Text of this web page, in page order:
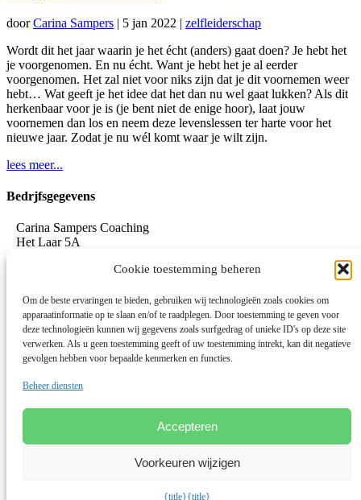
Cookie toestemming beheren
Om de beste ervaringen te bieden, gebruiken wij technologieën zoals cookies om
apparaatinformatie op te slaan en/of te raadplegen. Door toestemming te geven voor
deze technologieën kunnen wij gegevens zoals surfgedrag of unieke ID's op deze site
verwerken. Als u geen toestemming geeft of uw toestemming intrekt, kan dit negatieve
gevolgen hebben voor bepaalde kenmerken en functies.
Beheer diensten
Accepteren
Voorkeuren wijzigen
{title}{title}
doorCarina Sampers | 5 jan 2022 | zelfleiderschap
Wordt dit het jaar waarin je het écht (anders) gaat doen? Je hebt het
je voorgenomen. En nu écht. Want je hebt het je al eerder
voorgenomen. Het zal niet voor niks zijn dat je dit voornemen weer
hebt… Wat geeft je het idee dat het dan nu wel gaat lukken? Als dit
herkenbaar voor je is (je bent niet de enige hoor), laat jouw
voornemen dan los en neem deze levenslessen ter harte voor het
nieuwe jaar. Zodat je nu wél komt waar je wilt zijn.
lees meer...
Bedrjfsgegevens
Carina Sampers Coaching
Het Laar 5A
www.carinasampers.nl
BTW-id: NL001833928B47
KvK: 72690895
Algemene voorwaarden
Privacybeleid OEEC
© 2026 Deze website draait op het websitesysteem